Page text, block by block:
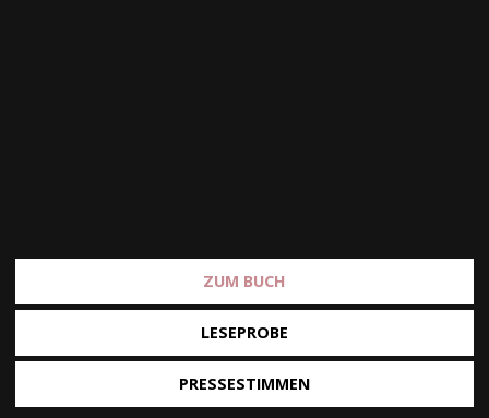
ZUM BUCH
LESEPROBE
PRESSESTIMMEN